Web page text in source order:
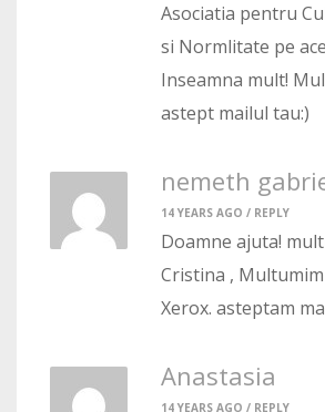
Asociatia pentru
si Normlitate pe
Inseamna mult!
astept mailul tau:)
nemeth
14 YEARS AGO / REPLY
Doamne ajuta!
Cristina ,
Xerox. asteptam
Anastasia
14 YEARS AGO / REPLY